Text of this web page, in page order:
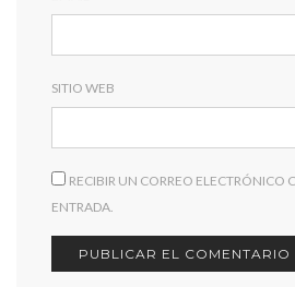
SITIO WEB
RECIBIR UN CORREO ELECTRÓNICO
ENTRADA.